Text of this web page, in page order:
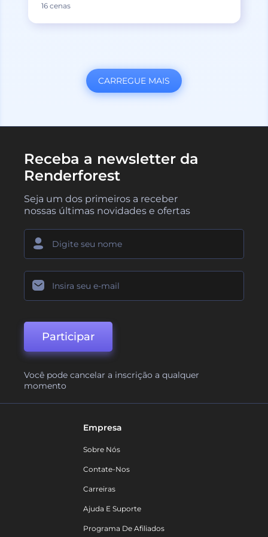
16 cenas
CARREGUE MAIS
Receba a newsletter da
Renderforest
Seja um dos primeiros a receber
nossas últimas novidades e ofertas
Participar
Você pode cancelar a inscrição a qualquer
momento
Empresa
Sobre Nós
Contate-Nos
Carreiras
Ajuda E Suporte
Programa De Afiliados